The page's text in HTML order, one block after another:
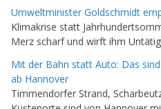
Umweltminister Goldschmidt
Klimakrise statt
Merz scharf und wirft ihm
Mit der Bahn statt Auto: Das
ab Hannover
Timmendorfer Strand,